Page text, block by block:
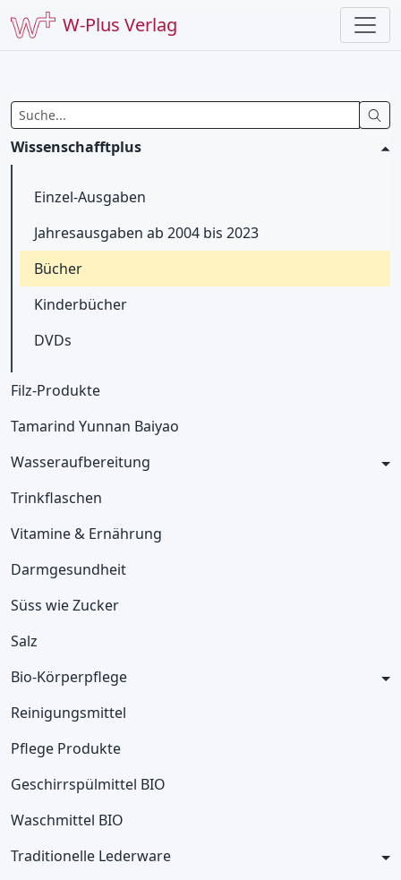
W-Plus Verlag
Wissenschafftplus
Einzel-Ausgaben
Jahresausgaben ab 2004 bis 2023
Bücher
Kinderbücher
DVDs
Filz-Produkte
Tamarind Yunnan Baiyao
Wasseraufbereitung
Trinkflaschen
Vitamine & Ernährung
Darmgesundheit
Süss wie Zucker
Salz
Bio-Körperpflege
Reinigungsmittel
Pflege Produkte
Geschirrspülmittel BIO
Waschmittel BIO
Traditionelle Lederware